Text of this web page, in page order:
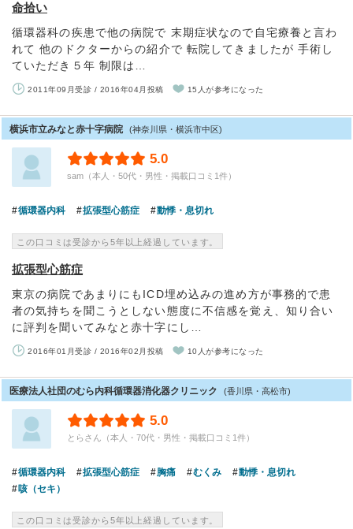
命拾い
循環器科の疾患で他の病院で 末期症状なので自宅療養と言わ
れて 他のドクターからの紹介で 転院してきましたが 手術し
ていただき５年 制限は…
2011年09月受診 / 2016年04月投稿 15人が参考になった
横浜市立みなと赤十字病院 (神奈川県・横浜市中区)
5.0
sam（本人・50代・男性・掲載口コミ1件）
循環器内科 拡張型心筋症 動悸・息切れ
この口コミは受診から5年以上経過しています。
拡張型心筋症
東京の病院であまりにもICD埋め込みの進め方が事務的で患
者の気持ちを聞こうとしない態度に不信感を覚え、知り合い
に評判を聞いてみなと赤十字にし…
2016年01月受診 / 2016年02月投稿 10人が参考になった
医療法人社団のむら内科循環器消化器クリニック (香川県・高松市)
5.0
とらさん（本人・70代・男性・掲載口コミ1件）
循環器内科 拡張型心筋症 胸痛 むくみ
動悸・息切れ
咳（セキ）
この口コミは受診から5年以上経過しています。